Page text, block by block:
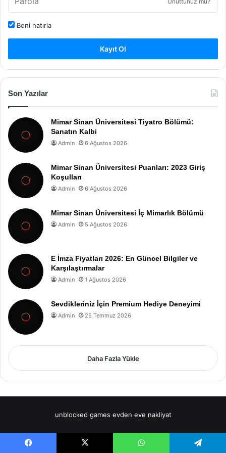
Beni hatırla
Kayıt Ol
Son Yazılar
Mimar Sinan Üniversitesi Tiyatro Bölümü:
Sanatın Kalbi
Admin 6 Ağustos 2026
Mimar Sinan Üniversitesi Puanları: 2023 Giriş
Koşulları
Admin 6 Ağustos 2026
Mimar Sinan Üniversitesi İç Mimarlık Bölümü
Admin 5 Ağustos 2026
E İmza Fiyatları 2026: En Güncel Bilgiler ve
Karşılaştırmalar
Admin 1 Ağustos 2026
Sevdikleriniz İçin Premium Hediye Deneyimi
Admin 25 Temmuz 2026
Daha Fazla Yükle
unblocked games evden eve nakliyat